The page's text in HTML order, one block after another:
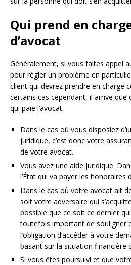
Qui prend en
d’avocat
Généralement, si vous faites appel
pour régler un problème en
client qui devrez prendre en charge
certains cas cependant, il arrive que
qui paie l’avocat.
Dans le cas où vous disposiez
juridique, c’est donc votre
de votre avocat.
Vous avez une aide juridique.
l’État qui va payer les honoraires
Dans le cas où votre avocat ait
soit votre adversaire qui
possible que ce soit ce dernier
toutefois important de souligner
l’obligation d’accéder à votre
basant sur la situation financière
Si vous êtes poursuivi et que